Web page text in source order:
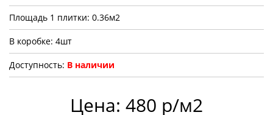
Площадь 1 плитки: 0.36м2
В коробке: 4шт
Доступность: В наличии
Цена: 480 р/м2